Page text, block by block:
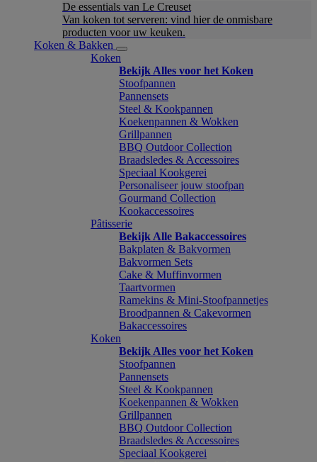
De essentials van Le Creuset
Van koken tot serveren: vind hier de onmisbare
producten voor uw keuken.
Koken & Bakken
Koken
Bekijk Alles voor het Koken
Stoofpannen
Pannensets
Steel & Kookpannen
Koekenpannen & Wokken
Grillpannen
BBQ Outdoor Collection
Braadsledes & Accessoires
Speciaal Kookgerei
Personaliseer jouw stoofpan
Gourmand Collection
Kookaccessoires
Pâtisserie
Bekijk Alle Bakaccessoires
Bakplaten & Bakvormen
Bakvormen Sets
Cake & Muffinvormen
Taartvormen
Ramekins & Mini-Stoofpannetjes
Broodpannen & Cakevormen
Bakaccessoires
Koken
Bekijk Alles voor het Koken
Stoofpannen
Pannensets
Steel & Kookpannen
Koekenpannen & Wokken
Grillpannen
BBQ Outdoor Collection
Braadsledes & Accessoires
Speciaal Kookgerei